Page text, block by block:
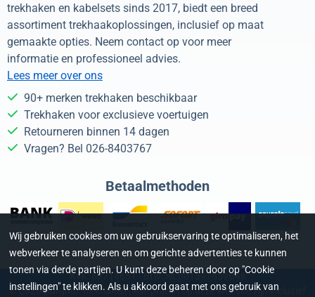
trekhaken en kabelsets sinds 2017, biedt een breed
assortiment trekhaakoplossingen, inclusief op maat
gemaakte opties. Neem contact op voor meer
informatie en professioneel advies.
Lees meer over ons
90+ merken trekhaken beschikbaar
Trekhaken voor exclusieve voertuigen
Retourneren binnen 14 dagen
Vragen? Bel 026-8403767
Betaalmethoden
KvK: 68714661 - Btw: NL001397859B48
©2026Burghof Trekhaken | Alle prijzen op deze website zijn inclusief
Wij gebruiken cookies om uw gebruikservaring te optimaliseren, het
webverkeer te analyseren en om gerichte advertenties te kunnen
tonen via derde partijen. U kunt deze beheren door op "Cookie
instellingen" te klikken. Als u akkoord gaat met ons gebruik van